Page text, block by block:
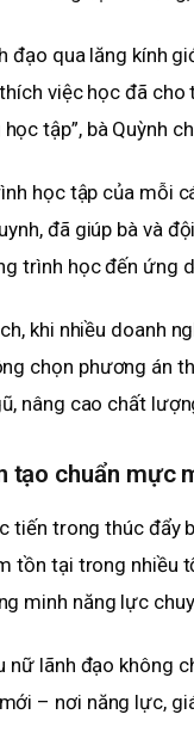
đạo qua lăng kính
việc học đã
tập”, bà Quỳnh
học tập của mỗi
đã giúp bà và
trình học đến ứng
khi nhiều doanh
chọn phương án
nâng cao chất
tạo chuẩn mực
tiến trong thúc đẩy
tồn tại trong nhiều
minh năng lực
nữ lãnh đạo không
– nơi năng lực,